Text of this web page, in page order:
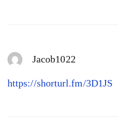
Jacob1022
https://shorturl.fm/3D1JS